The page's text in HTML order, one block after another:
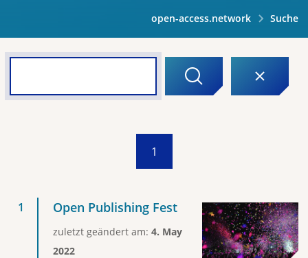
open-access.network Suche
1
Open Publishing Fest
zuletzt geändert am: 4. May
2022